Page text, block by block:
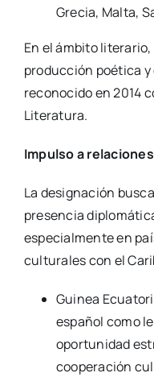
Grecia, Malta,
En el ámbito
producción poética
reconocido en 2014
Literatura.
Impulso a
La designación
presencia
especialmente en
culturales con el
Guinea
español como
oportunidad
cooperación